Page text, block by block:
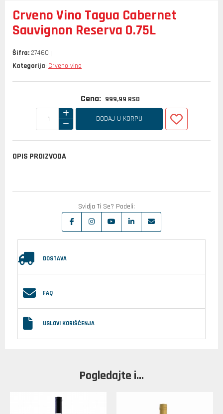
Crveno Vino Tagua Cabernet
Sauvignon Reserva 0.75L
Šifra: 27460
Kategorija: Crveno vino
Cena: 999,99 RSD
DODAJ U KORPU
OPIS PROIZVODA
Svidja Ti Se? Podeli:
DOSTAVA
FAQ
USLOVI KORIŠĆENJA
Pogledajte i...